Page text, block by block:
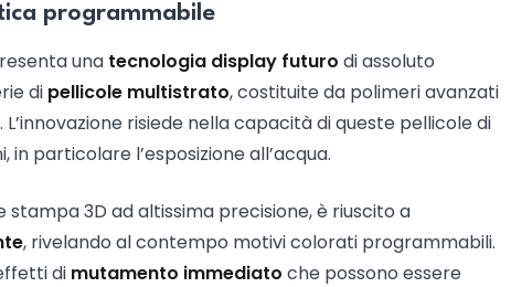
programmabile
una tecnologia display futuro di assoluto
di pellicole multistrato, costituite da polimeri avanzati
risiede nella capacità di queste pellicole di
in particolare l’esposizione all’acqua.
3D ad altissima precisione, è riuscito a
, rivelando al contempo motivi colorati programmabili.
di mutamento immediato che possono essere